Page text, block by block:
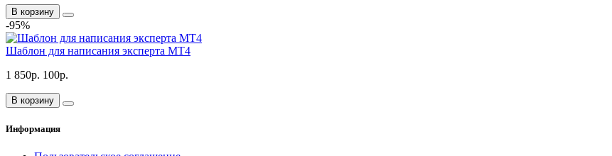
В корзину
-95%
Шаблон для написания эксперта МТ4
1 850р. 100р.
В корзину
Информация